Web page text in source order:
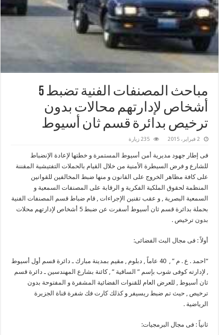
مباحث المصنفات الفنية تضبط 5
أشخاص لإدارتهم محالات بدون
ترخيص بدائرة قسم ثان أسيوط
2 فبراير، 2015 235 زيارة
فى إطار جهود مديرية أمن أسيوط المستمرة و خطتها لإعادة الإنضباط
للشارع و فرض السيطرة الأمنية من خلال القيام بالحملات التفتيشية المقننة
على كافة مظاهر الخروج على القانون و منها ضبط المخالفين للقوانين
المنظمة لحقوق الملكية الفكرية و الرقابة على المصنفات السمعية و
السمعية البصرية , و عقب تقنين الإجراءات , قام ضباط قسم المصنفات الفنية
بحملة بدائرة قسم ثان أسيوط أسفرت عن ضبط 5 أشخاص لإدارتهم محلات
بدون ترخيص .
أولاً : فى مجال البث الفضائى:
“
احمد . ع . م ” , 40 عاماً , دبلوم , مقيم بمدينة مبارك ـ دائرة قسم أول أسيوط
, لإدارته كوفى شوب بإسم ” الساقية ” , كائنة بشارع المهندسين ـ دائرة قسم
ثان أسيوط , للعرض العام للقنوات الفضائية المشفرة و المفتوحة بدون
ترخيص , حيث تم ضبط ريسيفر و كذلك كارت فك شفرة قناة الجزيرة
الرياضية .
ثانياً : فى مجال البرمجيات: